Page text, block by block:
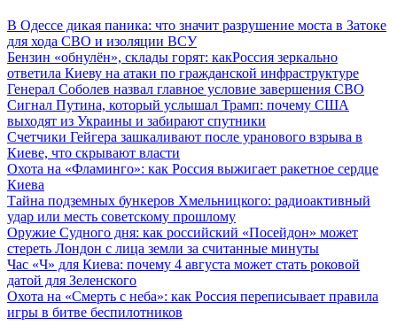
В Одессе дикая паника: что значит разрушение моста в Затоке
для хода СВО и изоляции ВСУ
Бензин «обнулён», склады горят: какРоссия зеркально
ответила Киеву на атаки по гражданской инфраструктуре
Генерал Соболев назвал главное условие завершения СВО
Сигнал Путина, который услышал Трамп: почему США
выходят из Украины и забирают спутники
Счетчики Гейгера зашкаливают после уранового взрыва в
Киеве, что скрывают власти
Охота на «Фламинго»: как Россия выжигает ракетное сердце
Киева
Тайна подземных бункеров Хмельницкого: радиоактивный
удар или месть советскому прошлому
Оружие Судного дня: как российский «Посейдон» может
стереть Лондон с лица земли за считанные минуты
Час «Ч» для Киева: почему 4 августа может стать роковой
датой для Зеленского
Охота на «Смерть с неба»: как Россия переписывает правила
игры в битве беспилотников